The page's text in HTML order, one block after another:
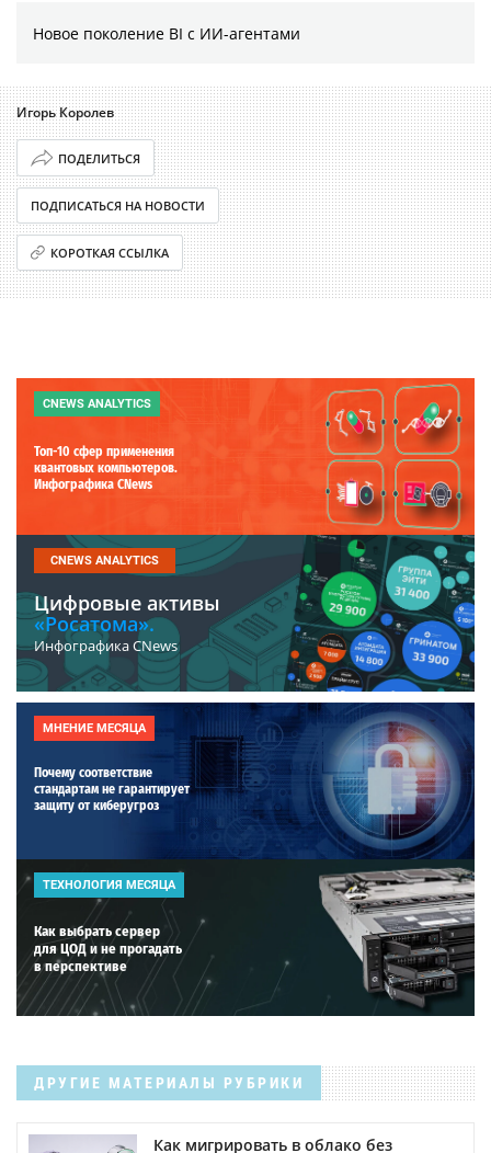
Новое поколение BI с ИИ-агентами
Игорь Королев
ПОДЕЛИТЬСЯ
ПОДПИСАТЬСЯ НА НОВОСТИ
КОРОТКАЯ ССЫЛКА
CNEWS ANALYTICS
Топ-10 сфер применения
квантовых компьютеров.
Инфографика CNews
CNEWS ANALYTICS
Цифровые активы
«Росатома».
Инфографика CNews
МНЕНИЕ МЕСЯЦА
Почему соответствие
стандартам не гарантирует
защиту от киберугроз
ТЕХНОЛОГИЯ МЕСЯЦА
Как выбрать сервер
для ЦОД и не прогадать
в перспективе
ДРУГИЕ МАТЕРИАЛЫ РУБРИКИ
Как мигрировать в облако без